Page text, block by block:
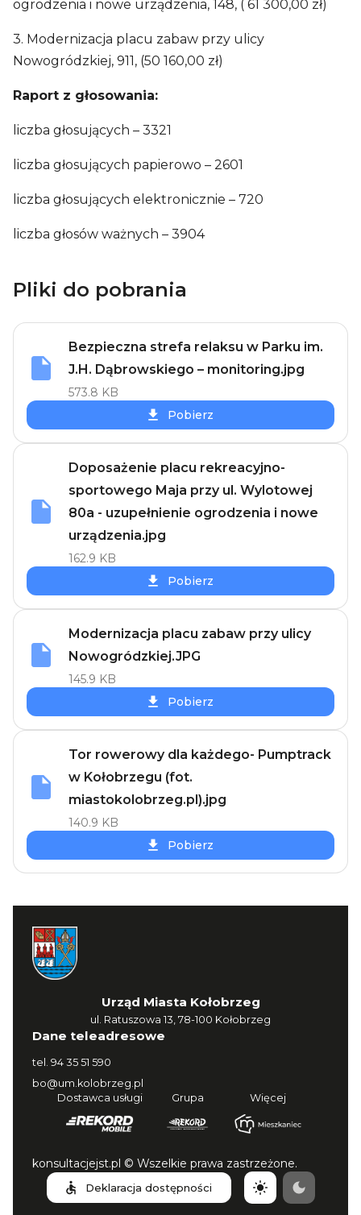
ogrodzenia i nowe urządzenia, 148, ( 61 300,00 zł)
3. Modernizacja placu zabaw przy ulicy
Nowogródzkiej, 911, (50 160,00 zł)
Raport z głosowania:
liczba głosujących – 3321
liczba głosujących papierowo – 2601
liczba głosujących elektronicznie – 720
liczba głosów ważnych – 3904
Pliki do pobrania
Bezpieczna strefa relaksu w Parku im.
J.H. Dąbrowskiego – monitoring.jpg
573.8 KB
Pobierz
Doposażenie placu rekreacyjno-
sportowego Maja przy ul. Wylotowej
80a - uzupełnienie ogrodzenia i nowe
urządzenia.jpg
162.9 KB
Pobierz
Modernizacja placu zabaw przy ulicy
Nowogródzkiej.JPG
145.9 KB
Pobierz
Tor rowerowy dla każdego- Pumptrack
w Kołobrzegu (fot.
miastokolobrzeg.pl).jpg
140.9 KB
Pobierz
Urząd Miasta Kołobrzeg
ul. Ratuszowa 13, 78-100 Kołobrzeg
Dane teleadresowe
tel. 94 35 51 590
bo@um.kolobrzeg.pl
Dostawca usługi
Grupa Więcej
konsultacjejst.pl © Wszelkie prawa zastrzeżone.
Deklaracja dostępności